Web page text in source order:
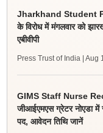
Jharkhand Student
के विरोध में मंगलवार को
एबीवीपी
Press Trust of India | Aug
GIMS Staff Nurse
जीआईएमएस ग्रेटर नोएडा
पद, आवेदन तिथि जानें